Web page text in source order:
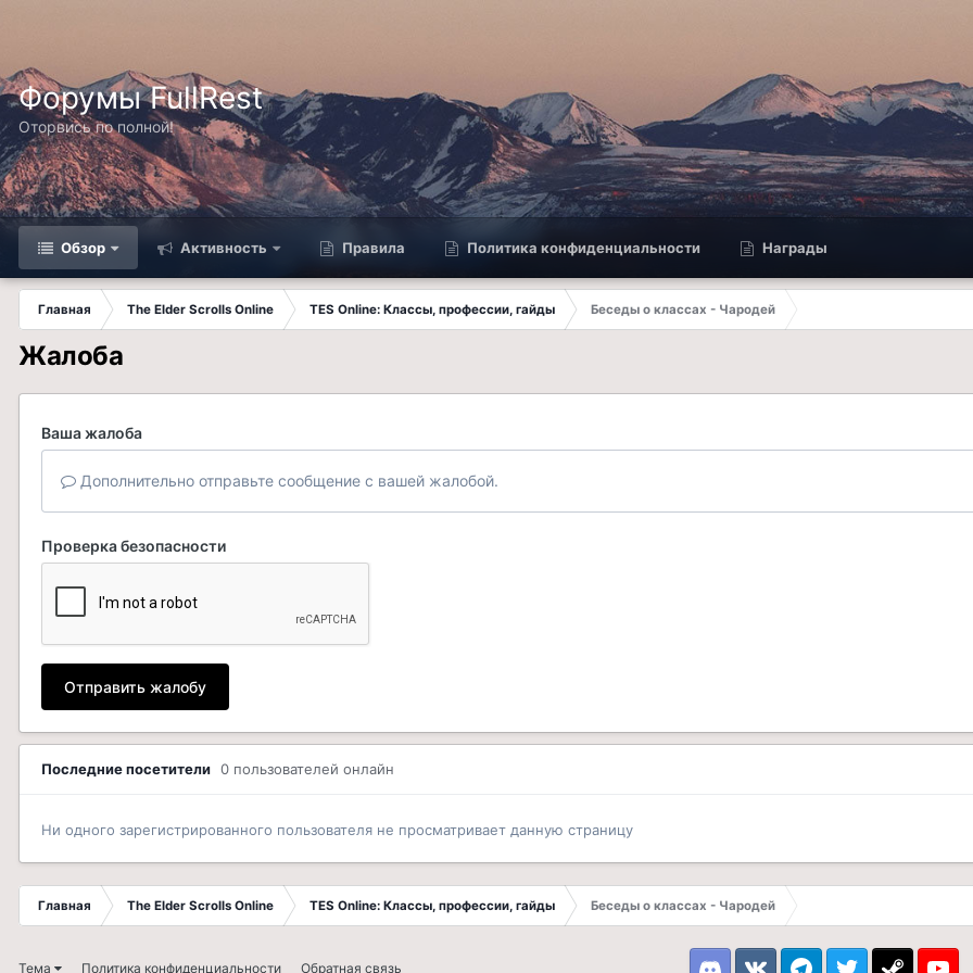
Форумы FullRest
Оторвись по полной!
Обзор Активность Правила Политика конфиденциальности Награды
Главная The Elder Scrolls Online TES Online: Классы, профессии, гайды
Беседы о классах - Чародей
Жалоба
Ваша жалоба
Дополнительно отправьте сообщение с вашей жалобой.
Проверка безопасности
Отправить жалобу
Последние посетители 0 пользователей онлайн
Ни одного зарегистрированного пользователя не просматривает данную страницу
Главная The Elder Scrolls Online TES Online: Классы, профессии, гайды Беседы о классах - Чародей
Тема Политика конфиденциальности Обратная связь